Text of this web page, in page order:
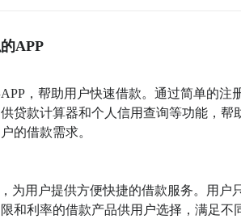
APP
，帮助用户快速借款。通过简单的
贷款计算器和个人信用查询等功能，
的借款需求。
为用户提供方便快捷的借款服务。用
和利率的借款产品供用户选择，满足